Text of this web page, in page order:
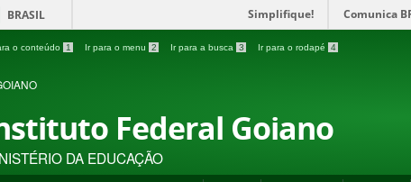
BRASIL Simplifique! Comunica
o conteúdo 1 Ir para o menu 2 Ir para a busca 3 Ir para o rodapé 4
Federal Goiano
DA EDUCAÇÃO